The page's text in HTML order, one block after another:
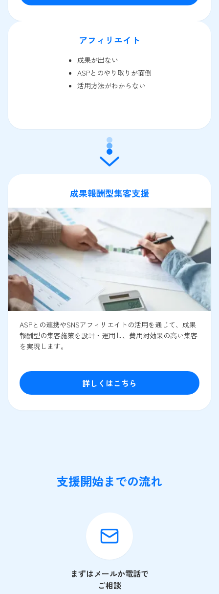
アフィリエイト
成果が出ない
ASPとのやり取りが面倒
活用方法がわからない
成果報酬型集客支援
ASPとの連携やSNSアフィリエイトの活用を通じて、成果
報酬型の集客施策を設計・運用し、費用対効果の高い集客
を実現します。
詳しくはこちら
支援開始までの流れ
まずはメールか電話で
ご相談